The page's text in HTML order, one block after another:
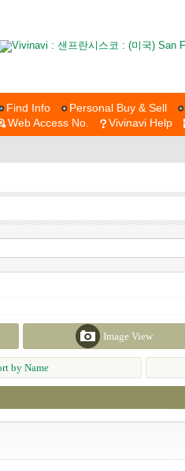
Find Info Personal Buy & Sell
Web Access No. Vivinavi Help
Image View
by Name